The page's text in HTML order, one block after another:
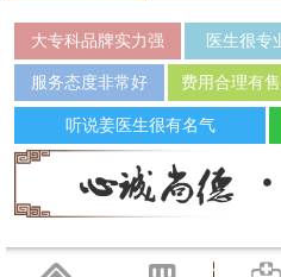
大专科品牌实力强 医生很专
服务态度非常好 费用合理有
听说姜医生很有名气